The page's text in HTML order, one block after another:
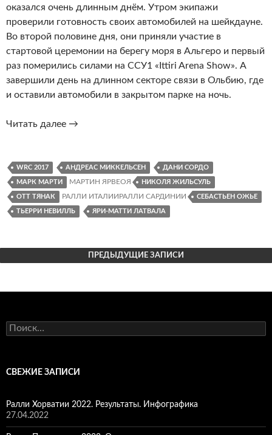
оказался очень длинным днём. Утром экипажи
проверили готовность своих автомобилей на шейкдауне.
Во второй половине дня, они приняли участие в
стартовой церемонии на берегу моря в Альгеро и первый
раз померились силами на ССУ1 «Ittiri Arena Show». А
завершили день на длинном секторе связи в Ольбию, где
и оставили автомобили в закрытом парке на ночь.
Читать далее Ралли
Первый
лидер
→
WRC 2017 АНДРЕАС МИККЕЛЬСЕН ДАНИ СОРДО
МАРК МАРТИ МАРТИН ЯРВЕОЯ НИКОЛЯ ЖИЛЬСУЛЬ
ОТТ ТЯНАК РАЛЛИ ИТАЛИИРАЛЛИ САРДИНИИ СЕБАСТЬЕН ОЖЬЕ
ТЬЕРРИ НЕВИЛЛЬ ЯРИ-МАТТИ ЛАТВАЛА
ПРЕДЫДУЩИЕ ЗАПИСИ
Найти:
СВЕЖИЕ ЗАПИСИ
Ралли Хорватии 2022. Результаты. Инфографика
27.04.2022